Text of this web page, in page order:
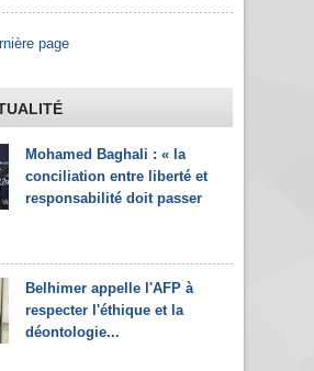
page
Mohamed Baghali : « la
conciliation entre liberté et
responsabilité doit passer
Belhimer appelle l'AFP à
respecter l'éthique et la
déontologie...